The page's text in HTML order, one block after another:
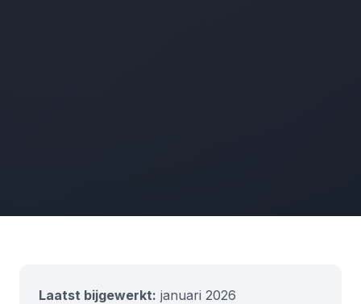
Laatst bijgewerkt: januari 2026